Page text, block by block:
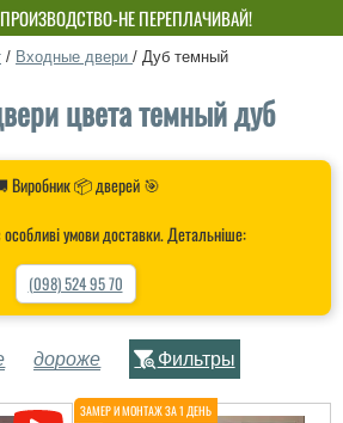
НЕ ПЕРЕПЛАЧИВАЙ!
/ Входные двери / Дуб темный
цвета темный дуб
Виробник 📦 дверей 🎯
умови доставки. Детальніше:
(098) 524 95 70
дороже Фильтры